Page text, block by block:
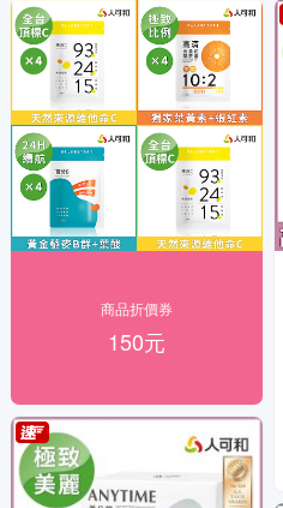
商品折價券
150元